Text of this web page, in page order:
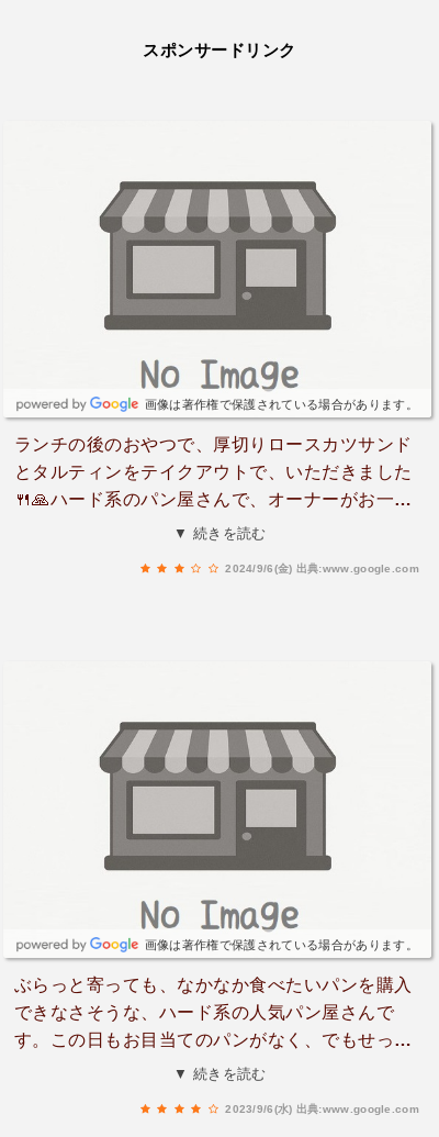
スポンサードリンク
画像は著作権で保護されている場合があります。
ランチの後のおやつで、厚切りロースカツサンド
とタルティンをテイクアウトで、いただきました
🍴🙏ハード系のパン屋さんで、オーナーがお一人
で、作られるため午後2時位が、一番商品がある
▼ 続きを読む
2024/9/6(金) 出典:www.google.com
画像は著作権で保護されている場合があります。
ぶらっと寄っても、なかなか食べたいパンを購入
できなさそうな、ハード系の人気パン屋さんで
す。この日もお目当てのパンがなく、でもせっか
くなのでカヌレと食パンを購入。この日は大雨で
▼ 続きを読む
2023/9/6(水) 出典:www.google.com